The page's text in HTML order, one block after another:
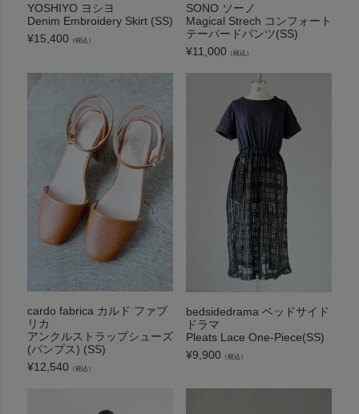
YOSHIYO ヨシヨ
Denim Embroidery Skirt (SS)
¥15,400 （税込）
SONO ソーノ
Magical Strech コンフォート
テーパードパンツ(SS)
¥11,000 （税込）
cardo fabrica カルド ファブ
リカ
アンクルストラップシューズ
(パンプス) (SS)
¥12,540 （税込）
bedsidedrama ベッドサイド
ドラマ
Pleats Lace One-Piece(SS)
¥9,900 （税込）